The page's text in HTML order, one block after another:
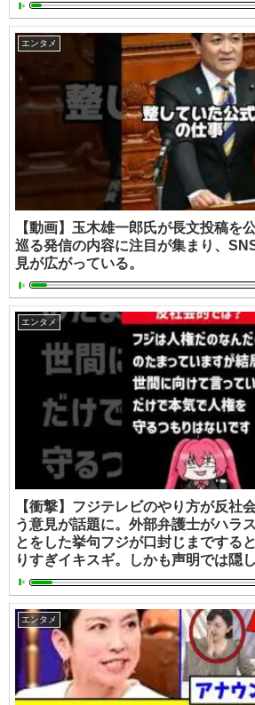
エンタメ
【動画】玉木雄一郎氏が長文投稿を
巡る発信の内容に注目が集まり、
見が広がっている。
エンタメ
【衝撃】フジテレビのやり方が反社
う意見が話題に。外部弁護士がハラ
とをした挙句フジが口封じまでする
りすぎイキスギ。しかも声明では隠
エンタメ